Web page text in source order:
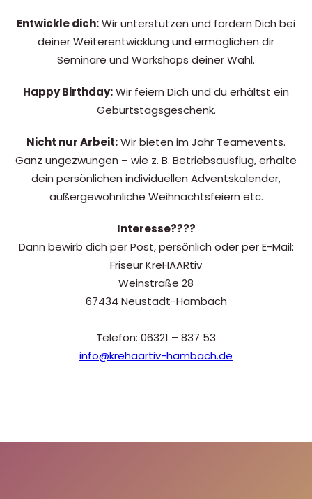
Entwickle dich:Wir unterstützen und fördern Dich bei
deiner Weiterentwicklung und ermöglichen dir
Seminare und Workshops deiner Wahl.
Happy Birthday:Wir feiern Dich und du erhältst ein
Geburtstagsgeschenk.
Nicht nur Arbeit:Wir bieten im Jahr Teamevents.
Ganz ungezwungen – wie z. B. Betriebsausflug, erhalte
dein persönlichen individuellen Adventskalender,
außergewöhnliche Weihnachtsfeiern etc.
Interesse????
Dann bewirb dich per Post, persönlich oder per E-Mail:
Friseur KreHAARtiv
Weinstraße 28
67434 Neustadt-Hambach
Telefon: 06321 – 837 53
info@krehaartiv-hambach.de